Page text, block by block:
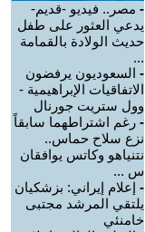
- مصر.. فيديو -قديم-
يدعي العثور على طفل
حديث الولادة بالقمامة
...
- السعوديون يرفضون
الاتفاقيات الإبراهيمية -
وول ستريت جورنال
- رغم اشتراطهما سابقاً
نزع سلاح حماس..
نتنياهو وكاتس يوافقان
س ...
- إعلام إيراني: بزشكيان
يلتقي المرشد مجتبى
خامنئي